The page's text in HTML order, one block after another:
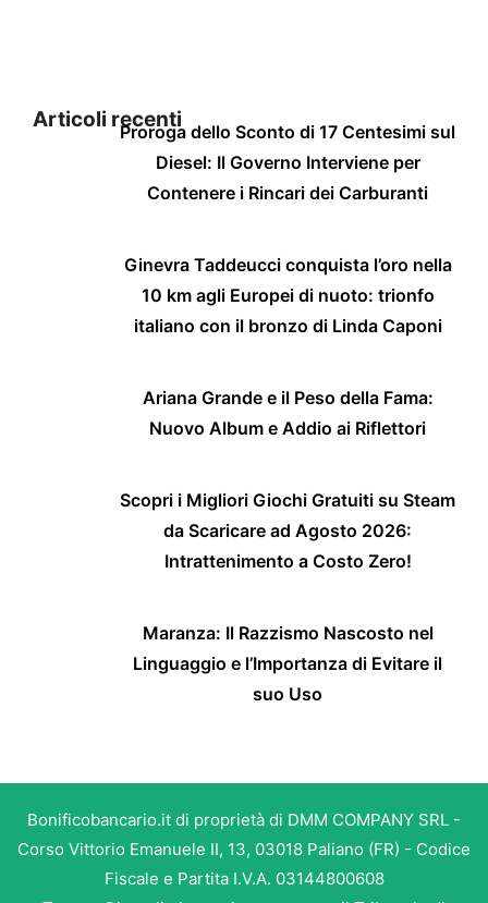
Articoli recentiProroga dello Sconto di 17 Centesimi sul
Diesel: Il Governo Interviene per
Contenere i Rincari dei Carburanti
Ginevra Taddeucci conquista l’oro nella
10 km agli Europei di nuoto: trionfo
italiano con il bronzo di Linda Caponi
Ariana Grande e il Peso della Fama:
Nuovo Album e Addio ai Riflettori
Scopri i Migliori Giochi Gratuiti su Steam
da Scaricare ad Agosto 2026:
Intrattenimento a Costo Zero!
Maranza: Il Razzismo Nascosto nel
Linguaggio e l’Importanza di Evitare il
suo Uso
Bonificobancario.it di proprietà di DMM COMPANY SRL -
Corso Vittorio Emanuele II, 13, 03018 Paliano (FR) - Codice
Fiscale e Partita I.V.A. 03144800608